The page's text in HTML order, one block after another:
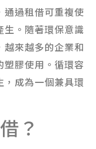
通過租借可重複使
。隨著環保意識
來越多的企業和
膠使用。循環容
成為一個兼具環
？